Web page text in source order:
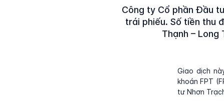
Công ty Cổ phần Đầu
trái phiếu. Số tiền thu
Thạnh –
Giao dịch
khoán FPT
tư Nhơn